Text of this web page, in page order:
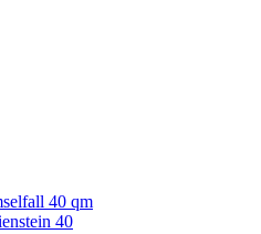
40 qm
40